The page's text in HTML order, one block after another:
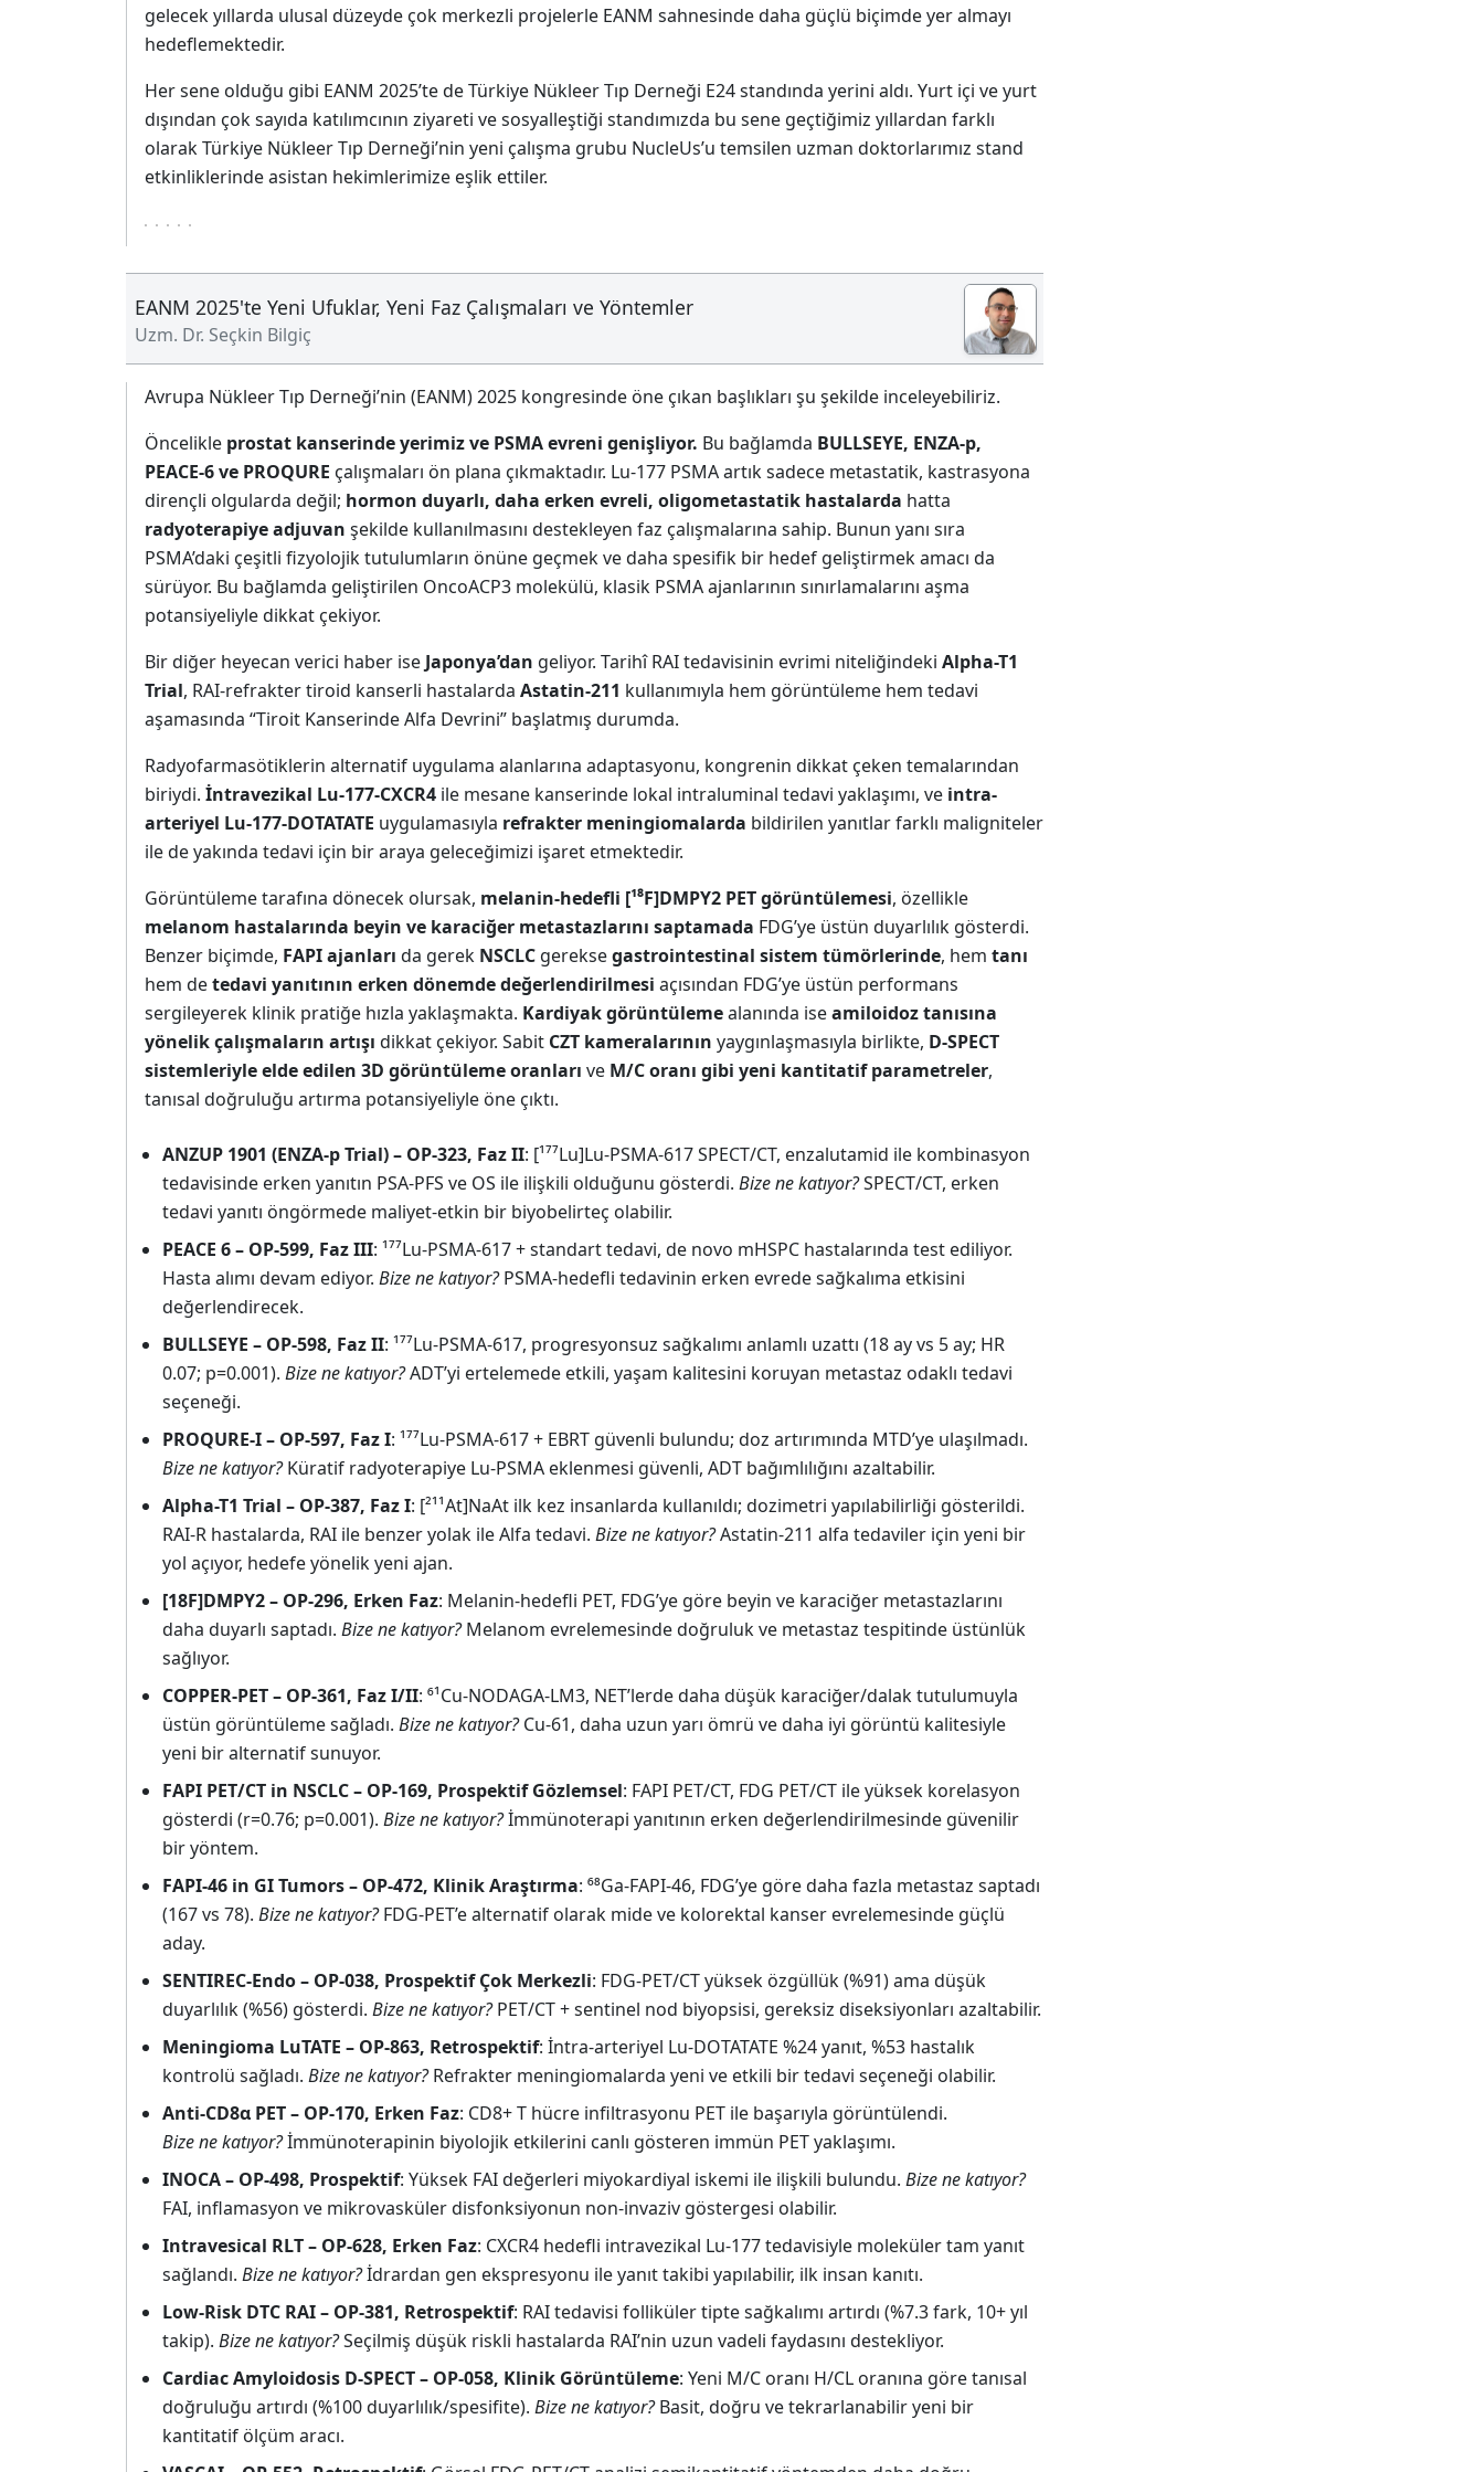
gelecek yıllarda ulusal düzeyde çok merkezli projelerle EANM sahnesinde daha güçlü biçimde yer almayı
hedeflemektedir.
Her sene olduğu gibi EANM 2025’te de Türkiye Nükleer Tıp Derneği E24 standında yerini aldı. Yurt içi ve yurt
dışından çok sayıda katılımcının ziyareti ve sosyalleştiği standımızda bu sene geçtiğimiz yıllardan farklı
olarak Türkiye Nükleer Tıp Derneği’nin yeni çalışma grubu NucleUs’u temsilen uzman doktorlarımız stand
etkinliklerinde asistan hekimlerimize eşlik ettiler.
EANM 2025'te Yeni Ufuklar, Yeni Faz Çalışmaları ve Yöntemler
Uzm. Dr. Seçkin Bilgiç
Avrupa Nükleer Tıp Derneği’nin (EANM) 2025 kongresinde öne çıkan başlıkları şu şekilde inceleyebiliriz.
Öncelikle prostat kanserinde yerimiz ve PSMA evreni genişliyor. Bu bağlamda BULLSEYE, ENZA-p,
PEACE-6 ve PROQURE çalışmaları ön plana çıkmaktadır. Lu-177 PSMA artık sadece metastatik, kastrasyona
dirençli olgularda değil; hormon duyarlı, daha erken evreli, oligometastatik hastalarda hatta
radyoterapiye adjuvan şekilde kullanılmasını destekleyen faz çalışmalarına sahip. Bunun yanı sıra
PSMA’daki çeşitli fizyolojik tutulumların önüne geçmek ve daha spesifik bir hedef geliştirmek amacı da
sürüyor. Bu bağlamda geliştirilen OncoACP3 molekülü, klasik PSMA ajanlarının sınırlamalarını aşma
potansiyeliyle dikkat çekiyor.
Bir diğer heyecan verici haber ise Japonya’dan geliyor. Tarihî RAI tedavisinin evrimi niteliğindeki Alpha-T1
Trial, RAI-refrakter tiroid kanserli hastalarda Astatin-211 kullanımıyla hem görüntüleme hem tedavi
aşamasında “Tiroit Kanserinde Alfa Devrini” başlatmış durumda.
Radyofarmasötiklerin alternatif uygulama alanlarına adaptasyonu, kongrenin dikkat çeken temalarından
biriydi. İntravezikal Lu-177-CXCR4 ile mesane kanserinde lokal intraluminal tedavi yaklaşımı, ve intra-
arteriyel Lu-177-DOTATATE uygulamasıyla refrakter meningiomalarda bildirilen yanıtlar farklı maligniteler
ile de yakında tedavi için bir araya geleceğimizi işaret etmektedir.
Görüntüleme tarafına dönecek olursak, melanin-hedefli [¹⁸F]DMPY2 PET görüntülemesi, özellikle
melanom hastalarında beyin ve karaciğer metastazlarını saptamada FDG’ye üstün duyarlılık gösterdi.
Benzer biçimde, FAPI ajanları da gerek NSCLC gereksegastrointestinal sistem tümörlerinde, hem tanı
hem detedavi yanıtının erken dönemde değerlendirilmesi açısından FDG’ye üstün performans
sergileyerek klinik pratiğe hızla yaklaşmakta. Kardiyak görüntülemealanında iseamiloidoz tanısına
yönelik çalışmaların artışı dikkat çekiyor. Sabit CZT kameralarının yaygınlaşmasıyla birlikte, D-SPECT
sistemleriyle elde edilen 3D görüntüleme oranları ve M/C oranı gibi yeni kantitatif parametreler,
tanısal doğruluğu artırma potansiyeliyle öne çıktı.
ANZUP 1901 (ENZA-p Trial) – OP-323, Faz II: [¹⁷⁷Lu]Lu-PSMA-617 SPECT/CT, enzalutamid ile kombinasyon
tedavisinde erken yanıtın PSA-PFS ve OS ile ilişkili olduğunu gösterdi. Bize ne katıyor?SPECT/CT, erken
tedavi yanıtı öngörmede maliyet-etkin bir biyobelirteç olabilir.
PEACE 6 – OP-599, Faz III: ¹⁷⁷Lu-PSMA-617 + standart tedavi, de novo mHSPC hastalarında test ediliyor.
Hasta alımı devam ediyor. Bize ne katıyor?PSMA-hedefli tedavinin erken evrede sağkalıma etkisini
değerlendirecek.
BULLSEYE – OP-598, Faz II: ¹⁷⁷Lu-PSMA-617, progresyonsuz sağkalımı anlamlı uzattı (18 ay vs 5 ay; HR
0.07; p=0.001). Bize ne katıyor?ADT’yi ertelemede etkili, yaşam kalitesini koruyan metastaz odaklı tedavi
seçeneği.
PROQURE-I – OP-597, Faz I: ¹⁷⁷Lu-PSMA-617 + EBRT güvenli bulundu; doz artırımında MTD’ye ulaşılmadı.
Bize ne katıyor?Küratif radyoterapiye Lu-PSMA eklenmesi güvenli, ADT bağımlılığını azaltabilir.
Alpha-T1 Trial – OP-387, Faz I: [²¹¹At]NaAt ilk kez insanlarda kullanıldı; dozimetri yapılabilirliği gösterildi.
RAI-R hastalarda, RAI ile benzer yolak ile Alfa tedavi. Bize ne katıyor?Astatin-211 alfa tedaviler için yeni bir
yol açıyor, hedefe yönelik yeni ajan.
[18F]DMPY2 – OP-296, Erken Faz: Melanin-hedefli PET, FDG’ye göre beyin ve karaciğer metastazlarını
daha duyarlı saptadı. Bize ne katıyor?Melanom evrelemesinde doğruluk ve metastaz tespitinde üstünlük
sağlıyor.
COPPER-PET – OP-361, Faz I/II: ⁶¹Cu-NODAGA-LM3, NET’lerde daha düşük karaciğer/dalak tutulumuyla
üstün görüntüleme sağladı. Bize ne katıyor?Cu-61, daha uzun yarı ömrü ve daha iyi görüntü kalitesiyle
yeni bir alternatif sunuyor.
FAPI PET/CT in NSCLC – OP-169, Prospektif Gözlemsel: FAPI PET/CT, FDG PET/CT ile yüksek korelasyon
gösterdi (r=0.76; p=0.001). Bize ne katıyor?İmmünoterapi yanıtının erken değerlendirilmesinde güvenilir
bir yöntem.
FAPI-46 in GI Tumors – OP-472, Klinik Araştırma: ⁶⁸Ga-FAPI-46, FDG’ye göre daha fazla metastaz saptadı
(167 vs 78). Bize ne katıyor?FDG-PET’e alternatif olarak mide ve kolorektal kanser evrelemesinde güçlü
aday.
SENTIREC-Endo – OP-038, Prospektif Çok Merkezli: FDG-PET/CT yüksek özgüllük (%91) ama düşük
duyarlılık (%56) gösterdi. Bize ne katıyor?PET/CT + sentinel nod biyopsisi, gereksiz diseksiyonları azaltabilir.
Meningioma LuTATE – OP-863, Retrospektif: İntra-arteriyel Lu-DOTATATE %24 yanıt, %53 hastalık
kontrolü sağladı. Bize ne katıyor?Refrakter meningiomalarda yeni ve etkili bir tedavi seçeneği olabilir.
Anti-CD8α PET – OP-170, Erken Faz: CD8+ T hücre infiltrasyonu PET ile başarıyla görüntülendi.
Bize ne katıyor?İmmünoterapinin biyolojik etkilerini canlı gösteren immün PET yaklaşımı.
INOCA – OP-498, Prospektif: Yüksek FAI değerleri miyokardiyal iskemi ile ilişkili bulundu. Bize ne katıyor?
FAI, inflamasyon ve mikrovasküler disfonksiyonun non-invaziv göstergesi olabilir.
Intravesical RLT – OP-628, Erken Faz: CXCR4 hedefli intravezikal Lu-177 tedavisiyle moleküler tam yanıt
sağlandı. Bize ne katıyor?İdrardan gen ekspresyonu ile yanıt takibi yapılabilir, ilk insan kanıtı.
Low-Risk DTC RAI – OP-381, Retrospektif: RAI tedavisi folliküler tipte sağkalımı artırdı (%7.3 fark, 10+ yıl
takip). Bize ne katıyor?Seçilmiş düşük riskli hastalarda RAI’nin uzun vadeli faydasını destekliyor.
Cardiac Amyloidosis D-SPECT – OP-058, Klinik Görüntüleme: Yeni M/C oranı H/CL oranına göre tanısal
doğruluğu artırdı (%100 duyarlılık/spesifite). Bize ne katıyor?Basit, doğru ve tekrarlanabilir yeni bir
kantitatif ölçüm aracı.